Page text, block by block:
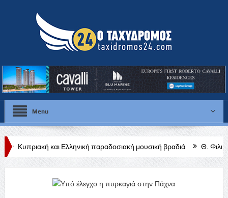
Menu
Ελληνική παραδοσιακή μουσική βραδιά Θ. Φιλιππίδης: Από τις